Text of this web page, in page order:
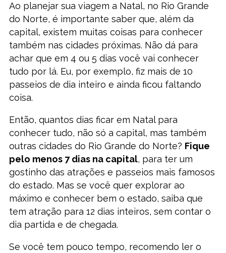
Ao planejar sua viagem a Natal, no Rio Grande
do Norte, é importante saber que, além da
capital, existem muitas coisas para conhecer
também nas cidades próximas. Não dá para
achar que em 4 ou 5 dias você vai conhecer
tudo por lá. Eu, por exemplo, fiz mais de 10
passeios de dia inteiro e ainda ficou faltando
coisa.
Então, quantos dias ficar em Natal para
conhecer tudo, não só a capital, mas também
outras cidades do Rio Grande do Norte? Fique
pelo menos 7 dias na capital, para ter um
gostinho das atrações e passeios mais famosos
do estado. Mas se você quer explorar ao
máximo e conhecer bem o estado, saiba que
tem atração para 12 dias inteiros, sem contar o
dia partida e de chegada.
Se você tem pouco tempo, recomendo ler o